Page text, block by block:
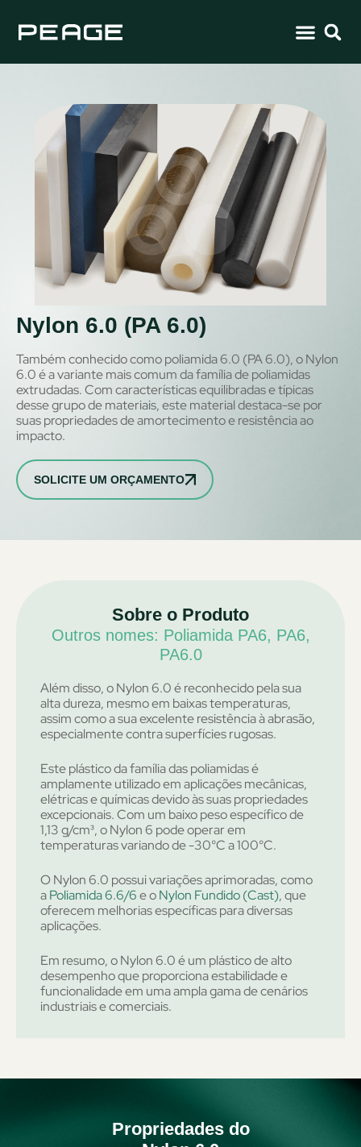
Nylon 6.0 (PA 6.0)
Também conhecido como poliamida 6.0 (PA 6.0), o Nylon
6.0 é a variante mais comum da família de poliamidas
extrudadas. Com características equilibradas e típicas
desse grupo de materiais, este material destaca-se por
suas propriedades de amortecimento e resistência ao
impacto.
SOLICITE UM ORÇAMENTO
Sobre o Produto
Outros nomes: Poliamida PA6, PA6,
PA6.0
Além disso, o Nylon 6.0 é reconhecido pela sua
alta dureza, mesmo em baixas temperaturas,
assim como a sua excelente resistência à abrasão,
especialmente contra superfícies rugosas.
Este plástico da família das poliamidas é
amplamente utilizado em aplicações mecânicas,
elétricas e químicas devido às suas propriedades
excepcionais. Com um baixo peso específico de
1,13 g/cm³, o Nylon 6 pode operar em
temperaturas variando de -30°C a 100°C.
O Nylon 6.0 possui variações aprimoradas, como
aPoliamida 6.6/6e oNylon Fundido (Cast), que
oferecem melhorias específicas para diversas
aplicações.
Em resumo, o Nylon 6.0 é um plástico de alto
desempenho que proporciona estabilidade e
funcionalidade em uma ampla gama de cenários
industriais e comerciais.
Propriedades do